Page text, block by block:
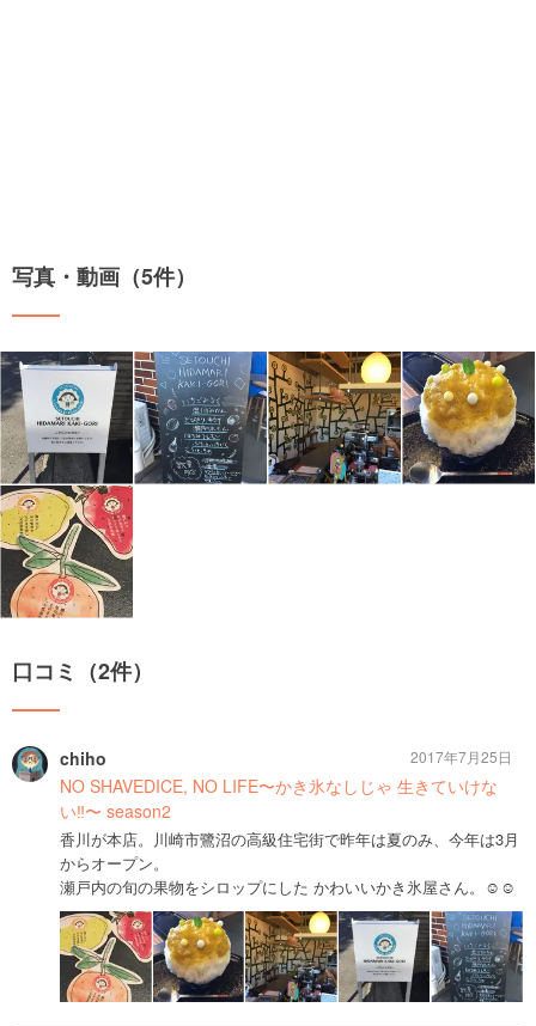
写真・動画（5件）
口コミ（2件）
chiho
NO SHAVEDICE, NO LIFE〜かき氷なしじゃ 生きていけな
い‼︎〜 season2
香川が本店。川崎市鷺沼の高級住宅街で昨年は夏のみ、今年は3月
からオープン。
瀬戸内の旬の果物をシロップにした かわいいかき氷屋さん。☺︎☺︎
2017年7月25日